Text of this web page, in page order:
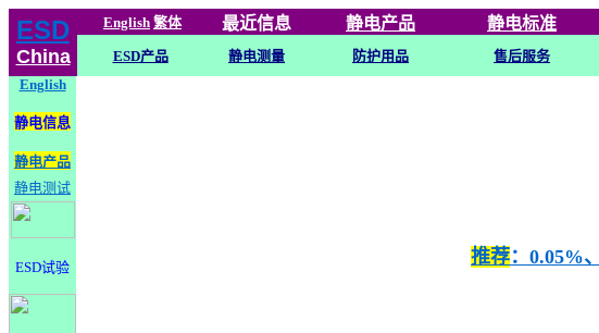
ESD
China
English 繁体 最近信息 静电产品 静电标准
ESD产品 静电测量 防护用品 售后服务
English
静电信息
静电产品
静电测试
ESD试验 推荐：0.05%